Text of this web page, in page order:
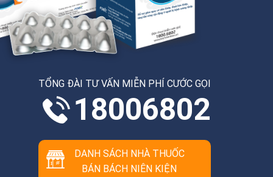
TỔNG ĐÀI TƯ VẤN MIỄN PHÍ CƯỚC GỌI
18006802
DANH SÁCH NHÀ THUỐC
BÁN BÁCH NIÊN KIỆN